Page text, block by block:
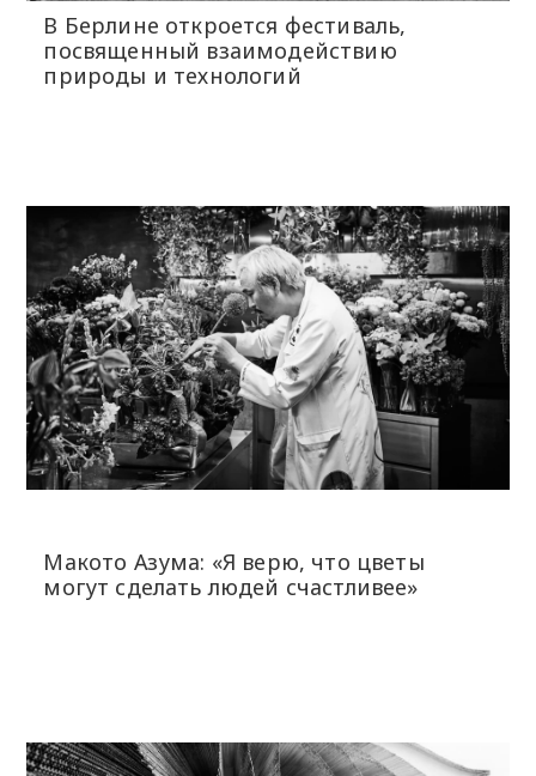
В Берлине откроется фестиваль,
посвященный взаимодействию
природы и технологий
Макото Азума: «Я верю, что цветы
могут сделать людей счастливее»